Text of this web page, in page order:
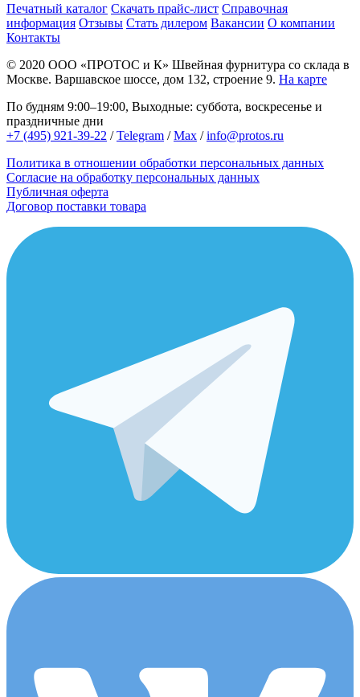
Печатный каталог Скачать прайс-лист Справочная
информация Отзывы Стать дилером Вакансии О компании
Контакты
© 2020 ООО «ПРОТОС и К» Швейная фурнитура со склада в
Москве. Варшавское шоссе, дом 132, строение 9. На карте
По будням 9:00–19:00, Выходные: суббота, воскресенье и
праздничные дни
+7 (495) 921-39-22 /Telegram /Max /info@protos.ru
Политика в отношении обработки персональных данных
Согласие на обработку персональных данных
Публичная оферта
Договор поставки товара